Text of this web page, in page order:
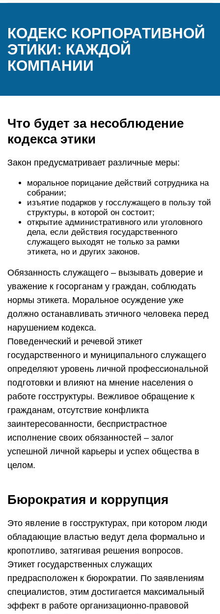
КОДЕКС КОРПОРАТИВНОЙ
ЭТИКИ: КАЖДОЙ
КОМПАНИИ
Что будет за несоблюдение
кодекса этики
Закон предусматривает различные меры:
моральное порицание действий сотрудника на
собрании;
изъятие подарков у госслужащего в пользу той
структуры, в которой он состоит;
открытие административного или уголовного
дела, если действия государственного
служащего выходят не только за рамки
этикета, но и других законов.
Обязанность служащего – вызывать доверие и
уважение к госорганам у граждан, соблюдать
нормы этикета. Моральное осуждение уже
должно останавливать этичного человека перед
нарушением кодекса.
Поведенческий и речевой этикет
государственного и муниципального служащего
определяют уровень личной профессиональной
подготовки и влияют на мнение населения о
работе госструктуры. Вежливое обращение к
гражданам, отсутствие конфликта
заинтересованности, беспристрастное
исполнение своих обязанностей – залог
успешной личной карьеры и успех общества в
целом.
Бюрократия и коррупция
Это явление в госструктурах, при котором люди
обладающие властью ведут дела формально и
кропотливо, затягивая решения вопросов.
Этикет государственных служащих
предрасположен к бюрократии. По заявлениям
специалистов, этим достигается максимальный
эффект в работе организационно-правовой